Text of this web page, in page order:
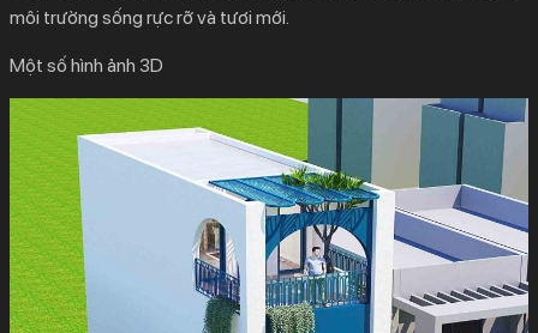
môi trường sống rực rỡ và tươi mới.
Một số hình ảnh 3D